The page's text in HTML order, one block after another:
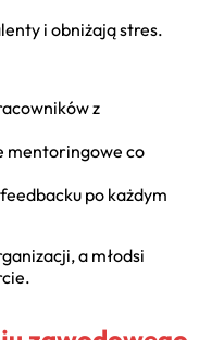
i obniżają stres.
z
mentoringowe co
po każdym
a młodsi